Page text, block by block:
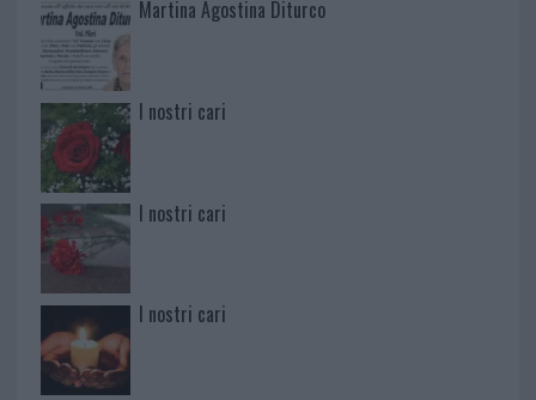
Martina Agostina Diturco
I nostri cari
I nostri cari
I nostri cari